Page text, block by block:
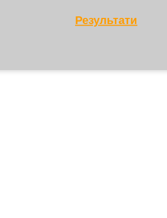
Результати